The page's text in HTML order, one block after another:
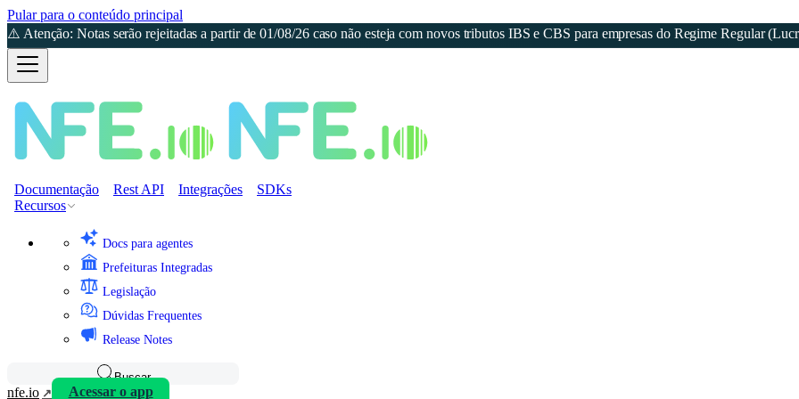
Pular para o conteúdo principal
⚠️ Atenção: Notas serão rejeitadas a partir de 01/08/26 caso não esteja com novos tributos IBS e CBS para empresas do Regime Regular
Documentação Rest API Integrações
SDKs
Recursos
Docs para agentes
Prefeituras Integradas
Legislação
Dúvidas Frequentes
Release Notes
Buscar
nfe.io Acessar o app